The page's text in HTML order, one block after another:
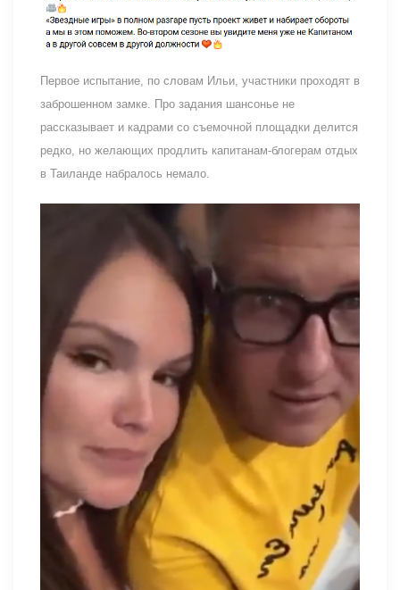
Первое испытание, по словам Ильи, участники проходят в
заброшенном замке. Про задания шансонье не
рассказывает и кадрами со съемочной площадки делится
редко, но желающих продлить капитанам-блогерам отдых
в Таиланде набралось немало.